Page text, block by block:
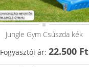
Jungle Gym Csúszda kék
Fogyasztói ár: 22.500 Ft